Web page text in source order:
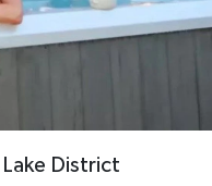
District